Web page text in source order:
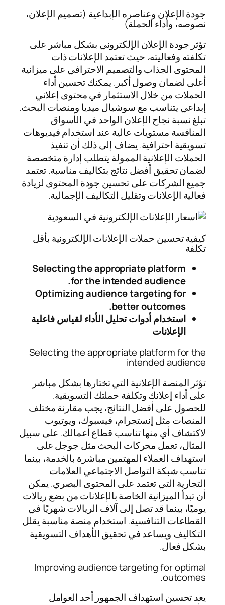
جودة الإعلان وعناصره الإبداعية (تصميم الإعلان،
نصوصه، وأداء الحملة)
تؤثر جودة الإعلان الإلكتروني بشكل مباشر على
تكلفته وفعاليته، حيث تعتمد الإعلانات ذات
المحتوى الجذاب والتصميم الاحترافي على ميزانية
أعلى لضمان وصول أكبر. يمكنك تحسين أداء
الحملات من خلال الاستثمار في محتوى إعلاني
إبداعي يتناسب مع سوشيال ميديا ومنصات البحث.
تبلغ نسبة نجاح الإعلان الواحد في الأسواق
المنافسة مستويات عالية عند استخدام فيديوهات
تسويقية احترافية. يضاف إلى ذلك أن تنفيذ
الحملات الإعلانية الممولة يتطلب إدارة متخصصة
لضمان تحقيق أفضل نتائج بتكاليف مناسبة. تعتمد
جميع الشركات على تحسين جودة المحتوى لزيادة
فعالية الإعلانات وتقليل التكاليف الإجمالية.
كيفية تحسين حملات الإعلانات الإلكترونية بأقل
تكلفة
Selecting the appropriate platform
for the intended audience.
Optimizing audience targeting for
better outcomes.
استخدام أدوات تحليل الأداء لقياس فاعلية
الإعلانات
Selecting the appropriate platform for the
intended audience
تؤثر المنصة الإعلانية التي تختارها بشكل مباشر
على أداء إعلانك وتكلفة حملتك التسويقية.
للحصول على أفضل النتائج، يجب مقارنة مختلف
المنصات مثل إنستجرام، فيسبوك، ويوتيوب
لاكتشاف أي منها تناسب قطاع أعمالك. على سبيل
المثال، تعمل محركات البحث مثل جوجل على
استهداف العملاء المهتمين مباشرة بالخدمة، بينما
تناسب شبكة التواصل الاجتماعي العلامات
التجارية التي تعتمد على المحتوى البصري. يمكن
أن تبدأ الميزانية الخاصة بالإعلانات من بضع ريالات
يوميًا، بينما قد تصل إلى آلاف الريالات شهريًا في
القطاعات التنافسية. استخدام منصة مناسبة يقلل
التكاليف ويساعد في تحقيق الأهداف التسويقية
بشكل فعال.
Improving audience targeting for optimal
outcomes.
يعد تحسين استهداف الجمهور أحد العوامل